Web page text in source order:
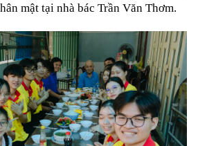
mật tại nhà bác Trần Văn Thơm.